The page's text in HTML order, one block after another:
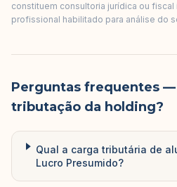
constituem consultoria jurídica ou
profissional habilitado para análise do
Perguntas frequentes —
tributação da holding?
Qual a carga tributária de
Lucro Presumido?